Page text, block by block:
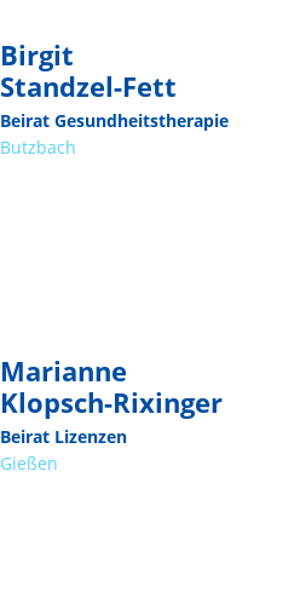
Birgit
Standzel-Fett
Beirat Gesundheitstherapie
Butzbach
Marianne
Klopsch-Rixinger
Beirat Lizenzen
Gießen